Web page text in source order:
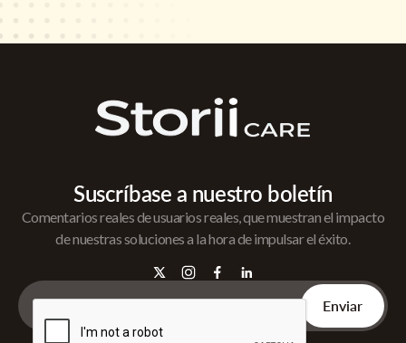
Suscríbase a nuestro boletín
Comentarios reales de usuarios reales, que muestran el impacto
de nuestras soluciones a la hora de impulsar el éxito.